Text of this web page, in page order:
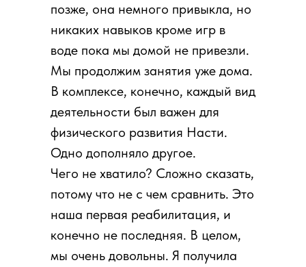
позже, она немного привыкла, но
никаких навыков кроме игр в
воде пока мы домой не привезли.
Мы продолжим занятия уже дома.
В комплексе, конечно, каждый вид
деятельности был важен для
физического развития Насти.
Одно дополняло другое.
Чего не хватило? Сложно сказать,
потому что не с чем сравнить. Это
наша первая реабилитация, и
конечно не последняя. В целом,
мы очень довольны. Я получила